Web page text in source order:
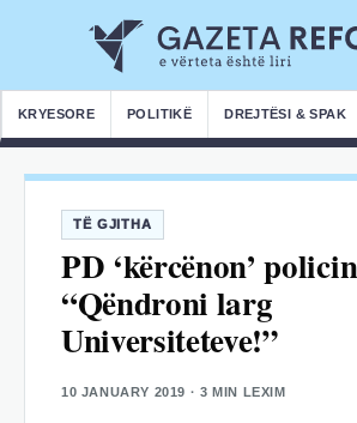
KRYESORE POLITIKË DREJTËSI & SPAK
TË GJITHA
PD ‘kërcënon’
“Qëndroni larg
Universiteteve!”
10 JANUARY 2019 · 3 MIN LEXIM